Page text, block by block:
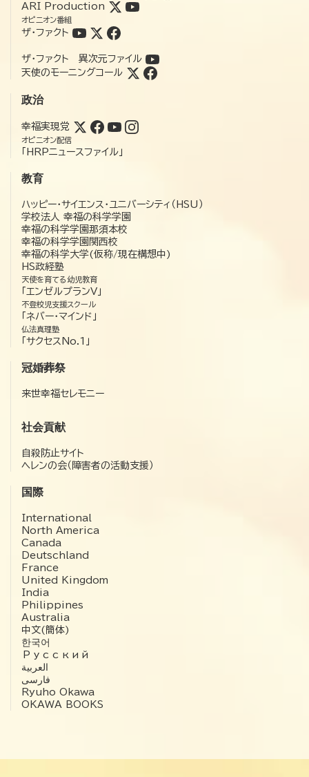
ARI Production
オピニオン番組
ザ・ファクト
ザ・ファクト 異次元ファイル
天使のモーニングコール
政治
幸福実現党
オピニオン配信
「HRPニュースファイル」
教育
ハッピー・サイエンス・ユニバーシティ（HSU）
学校法人 幸福の科学学園
幸福の科学学園那須本校
幸福の科学学園関西校
幸福の科学大学(仮称/現在構想中)
HS政経塾
天使を育てる幼児教育
「エンゼルプランV」
不登校児支援スクール
「ネバー・マインド」
仏法真理塾
「サクセスNo.1」
冠婚葬祭
来世幸福セレモニー
社会貢献
自殺防止サイト
ヘレンの会（障害者の活動支援）
国際
International
North America
Canada
Deutschland
France
United Kingdom
India
Philippines
Australia
中文(簡体)
한국어
Русский
العربية‏
فارسی
Ryuho Okawa
OKAWA BOOKS